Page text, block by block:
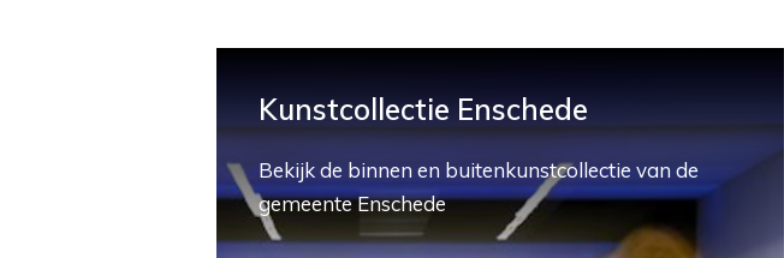
Kunstcollectie Enschede
Bekijk de binnen en buitenkunstcollectie van de
gemeente Enschede